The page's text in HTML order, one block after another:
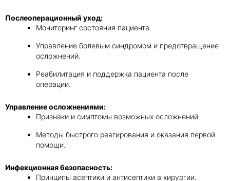
Послеоперационный уход:
Мониторинг состояния пациента.
Управление болевым синдромом и предотвращение
осложнений.
Реабилитация и поддержка пациента после
операции.
Управление осложнениями:
Признаки и симптомы возможных осложнений.
Методы быстрого реагирования и оказания первой
помощи.
Инфекционная безопасность:
Принципы асептики и антисептики в хирургии.